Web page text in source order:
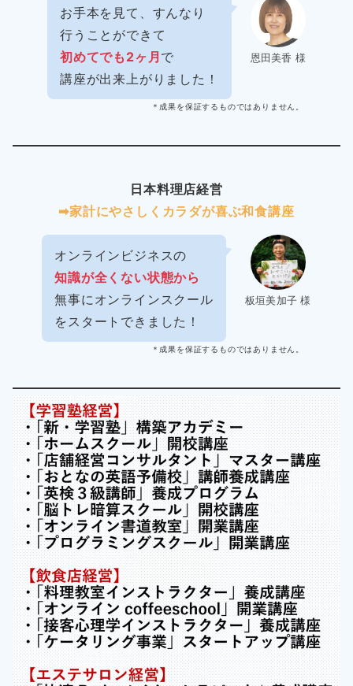
恩田美香 様
お手本を見て、すんなり
行うことができて
初めてでも2ヶ月 で
講座が出来上がりました！
＊成果を保証するものではありません。
日本料理店経営
➡︎家計にやさしくカラダが喜ぶ和食講座
板垣美加子 様
オンラインビジネスの
知識が全くない状態から
無事にオンラインスクール
をスタートできました！
＊成果を保証するものではありません。